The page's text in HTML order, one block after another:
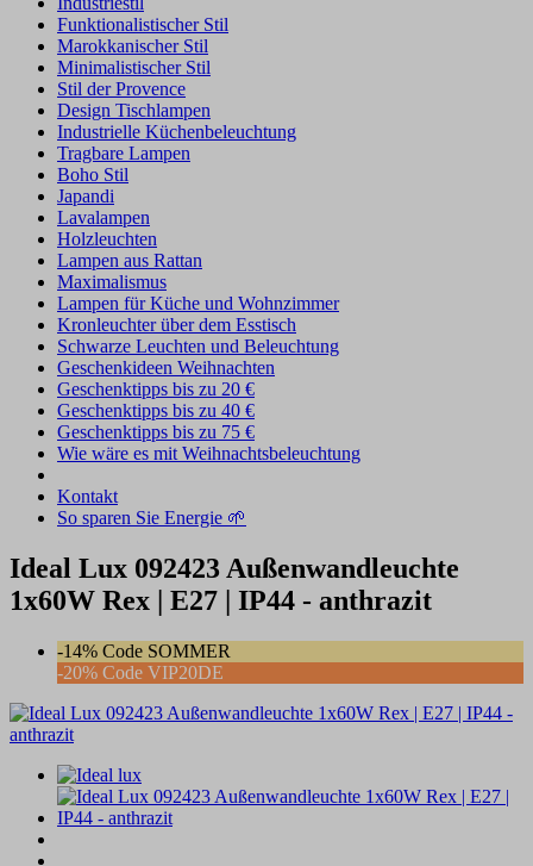
Funktionalistischer Stil
Marokkanischer Stil
Minimalistischer Stil
Stil der Provence
Design Tischlampen
Industrielle Küchenbeleuchtung
Tragbare Lampen
Boho Stil
Japandi
Lavalampen
Holzleuchten
Lampen aus Rattan
Maximalismus
Lampen für Küche und Wohnzimmer
Kronleuchter über dem Esstisch
Schwarze Leuchten und Beleuchtung
Geschenkideen Weihnachten
Geschenktipps bis zu 20 €
Geschenktipps bis zu 40 €
Geschenktipps bis zu 75 €
Wie wäre es mit Weihnachtsbeleuchtung
Kontakt
So sparen Sie Energie 🌱
Ideal Lux 092423 Außenwandleuchte
1x60W Rex | E27 | IP44 - anthrazit
-14% Code SOMMER
-20% Code VIP20DE